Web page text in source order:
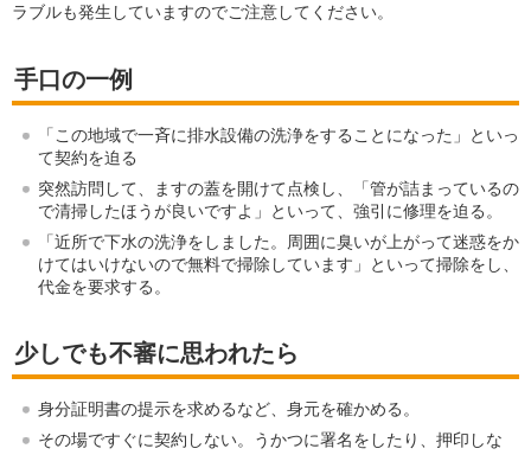
ラブルも発生していますのでご注意してください。
手口の一例
「この地域で一斉に排水設備の洗浄をすることになった」といっ
て契約を迫る
突然訪問して、ますの蓋を開けて点検し、「管が詰まっているの
で清掃したほうが良いですよ」といって、強引に修理を迫る。
「近所で下水の洗浄をしました。周囲に臭いが上がって迷惑をか
けてはいけないので無料で掃除しています」といって掃除をし、
代金を要求する。
少しでも不審に思われたら
身分証明書の提示を求めるなど、身元を確かめる。
その場ですぐに契約しない。うかつに署名をしたり、押印しな